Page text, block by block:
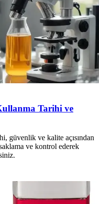
Tarihi ve
güvenlik ve kalite açısından
ve kontrol ederek